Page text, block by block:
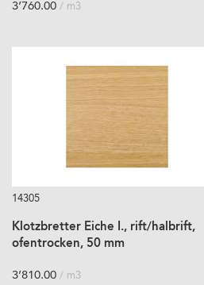
3’760.00 / m3
14305
Klotzbretter Eiche I., rift/halbrift,
ofentrocken, 50 mm
3’810.00 / m3